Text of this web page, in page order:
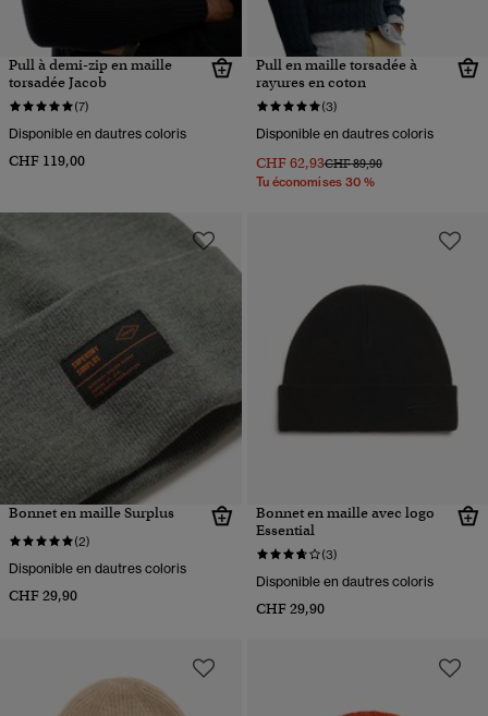
Pull à demi-zip en maille
torsadée Jacob
(7)
Disponible en dautres coloris
CHF 119,00
Pull en maille torsadée à
rayures en coton
(3)
Disponible en dautres coloris
CHF 62,93Prix réduit de
CHF 89,90à
Tu économises 30 %
Bonnet en maille Surplus
(2)
Disponible en dautres coloris
CHF 29,90
Bonnet en maille avec logo
Essential
(3)
Disponible en dautres coloris
CHF 29,90